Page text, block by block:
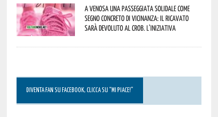
A Venosa una passeggiata solidale come
segno concreto di vicinanza: il ricavato
sarà devoluto al CROB. L’iniziativa
DIVENTA FAN SU FACEBOOK, CLICCA SU “MI PIACE!”